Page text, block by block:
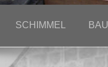
SCHIMMEL